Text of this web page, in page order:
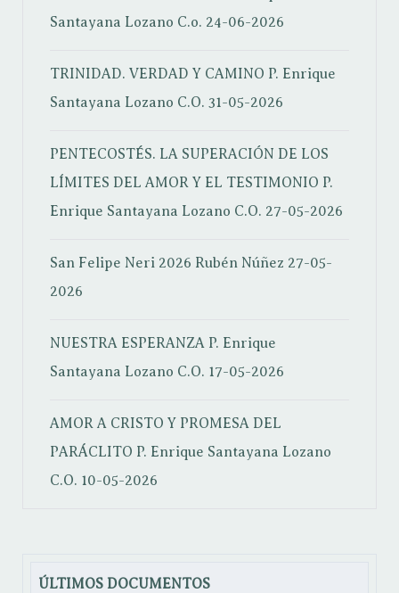
Santayana Lozano C.o. 24-06-2026
TRINIDAD. VERDAD Y CAMINO P. Enrique
Santayana Lozano C.O.31-05-2026
PENTECOSTÉS. LA SUPERACIÓN DE LOS
LÍMITES DEL AMOR Y EL TESTIMONIO P.
Enrique Santayana Lozano C.O. 27-05-2026
San Felipe Neri 2026 Rubén Núñez 27-05-
2026
NUESTRA ESPERANZA P. Enrique
Santayana Lozano C.O. 17-05-2026
AMOR A CRISTO Y PROMESA DEL
PARÁCLITO P. Enrique Santayana Lozano
C.O. 10-05-2026
ÚLTIMOS DOCUMENTOS